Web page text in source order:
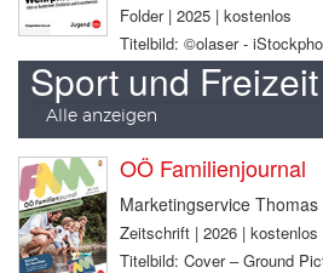
Folder | 2025 | kostenlos
Titelbild: ©olaser -
Sport und Freizeit
Alle anzeigen
OÖ Familienjournal
Marketingservice
Zeitschrift | 2026 | kostenlos
Titelbild: Cover – Ground